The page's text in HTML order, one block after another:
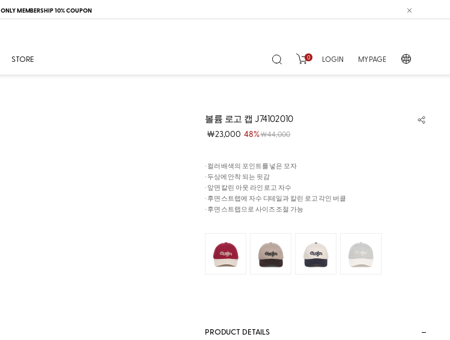
ONLY MEMBERSHIP 10% COUPON
STORE 0 LOGIN MY PAGE
볼륨 로고 캡 J74102010
￦23,000 48%￦44,000
· 컬러 배색의 포인트를 넣은 모자
· 두상에 안착 되는 핏감
· 앞면 칼린 아웃 라인 로고 자수
· 후면 스트랩에 자수 디테일과 칼린 로고 각인 버클
· 후면 스트랩으로 사이즈 조절 가능
PRODUCT DETAILS